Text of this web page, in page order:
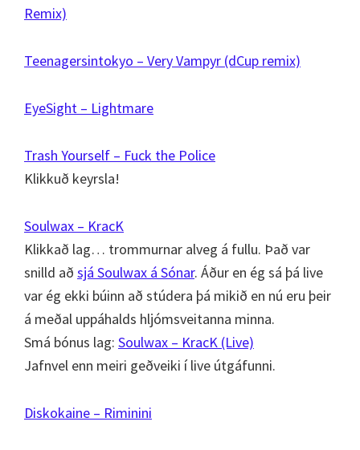
Remix)
Teenagersintokyo – Very Vampyr (dCup remix)
EyeSight – Lightmare
Trash Yourself – Fuck the Police
Klikkuð keyrsla!
Soulwax – KracK
Klikkað lag… trommurnar alveg á fullu. Það var
snilld að sjá Soulwax á Sónar. Áður en ég sá þá live
var ég ekki búinn að stúdera þá mikið en nú eru þeir
á meðal uppáhalds hljómsveitanna minna.
Smá bónus lag: Soulwax – KracK (Live)
Jafnvel enn meiri geðveiki í live útgáfunni.
Diskokaine – Riminini